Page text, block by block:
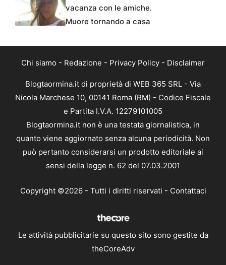
vacanza con le amiche.
Muore tornando a casa
Chi siamo - Redazione - Privacy Policy - Disclaimer
Blogtaormina.it di proprietà di WEB 365 SRL - Via
Nicola Marchese 10, 00141 Roma (RM) - Codice Fiscale
e Partita I.V.A. 12279101005
Blogtaormina.it non è una testata giornalistica, in
quanto viene aggiornato senza alcuna periodicità. Non
può pertanto considerarsi un prodotto editoriale ai
sensi della legge n. 62 del 07.03.2001
Copyright ©2026 - Tutti i diritti riservati - Contattaci
Le attività pubblicitarie su questo sito sono gestite da
theCoreAdv